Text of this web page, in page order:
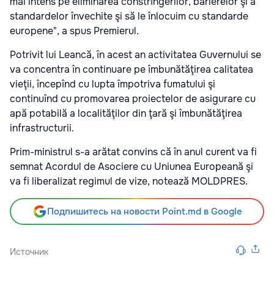
standardelor învechite şi să le înlocuim cu standarde
europene", a spus Premierul.
Potrivit lui Leancă, în acest an activitatea Guvernului se
va concentra în continuare pe îmbunătăţirea calitatea
vieţii, începînd cu lupta împotriva fumatului şi
continuînd cu promovarea proiectelor de asigurare cu
apă potabilă a localităţilor din ţară şi îmbunătăţirea
infrastructurii.
Prim-ministrul s-a arătat convins că în anul curent va fi
semnat Acordul de Asociere cu Uniunea Europeană şi
va fi liberalizat regimul de vize, notează MOLDPRES.
Подпишитесь на новости Point.md в Google
Источник